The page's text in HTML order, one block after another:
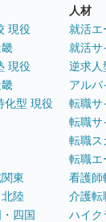
現役
現役
化型 現役
東
陸
四国
人材
就活エ
就活サ
逆求人
アルバ
転職サ
転職サ
転職ス
転職エ
看護師
介護転
ハイク